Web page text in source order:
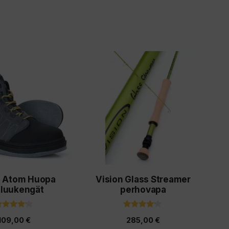
Huopa
5:stä
€
Vision Glass Streamer
perhovapa
5:stä
285,00 €